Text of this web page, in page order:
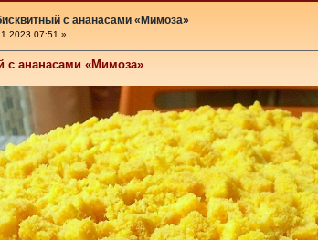
с ананасами «Мимоза»
07:51 »
с ананасами «Мимоза»